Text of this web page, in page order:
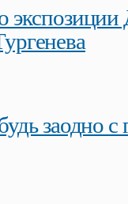
дома-музея и. с.
заодно